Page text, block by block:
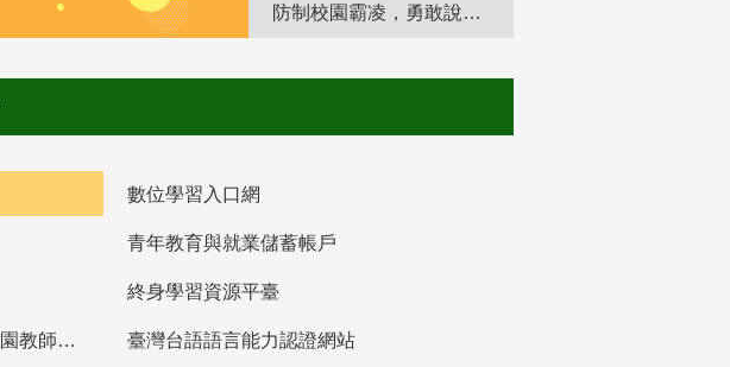
防制校園霸凌，勇敢說出來！
數位學習入口網
青年教育與就業儲蓄帳戶
終身學習資源平臺
教育部高中等以下學校及幼兒園教師資格檢定考試 臺灣台語語言能力認證網站